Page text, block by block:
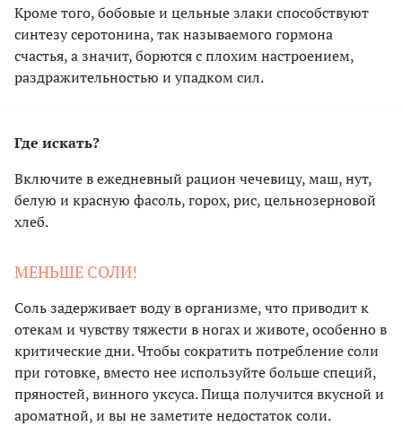
Кроме того, бобовые и цельные злаки способствуют
синтезу серотонина, так называемого гормона
счастья, а значит, борются с плохим настроением,
раздражительностью и упадком сил.
Где искать?
Включите в ежедневный рацион чечевицу, маш, нут,
белую и красную фасоль, горох, рис, цельнозерновой
хлеб.
МЕНЬШЕ СОЛИ!
Соль задерживает воду в организме, что приводит к
отекам и чувству тяжести в ногах и животе, особенно в
критические дни. Чтобы сократить потребление соли
при готовке, вместо нее используйте больше специй,
пряностей, винного уксуса. Пища получится вкусной и
ароматной, и вы не заметите недостаток соли.